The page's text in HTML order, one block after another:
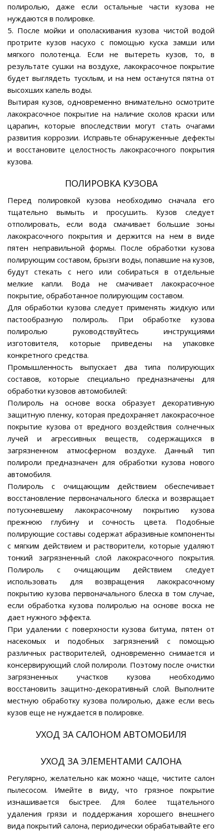
полиролью, даже если остальные части кузова не
нуждаются в полировке.
5. После мойки и ополаскивания кузова чистой водой
протрите кузов насухо с помощью куска замши или
мягкого полотенца. Если не вытереть кузов, то, в
результате сушки на воздухе, лакокрасочное покрытие
будет выглядеть тусклым, и на нем останутся пятна от
высохших капель воды.
Вытирая кузов, одновременно внимательно осмотрите
лакокрасочное покрытие на наличие сколов краски или
царапин, которые впоследствии могут стать очагами
развития коррозии. Исправьте обнаруженные дефекты
и восстановите целостность лакокрасочного покрытия
кузова.
ПОЛИРОВКА КУЗОВА
Перед полировкой кузова необходимо сначала его
тщательно вымыть и просушить. Кузов следует
отполировать, если вода смачивает большие зоны
лакокрасочного покрытия и держится на нем в виде
пятен неправильной формы. После обработки кузова
полирующим составом, брызги воды, попавшие на кузов,
будут стекать с него или собираться в отдельные
мелкие капли. Вода не смачивает лакокрасочное
покрытие, обработанное полирующим составом.
Для обработки кузова следует применять жидкую или
пастообразную полироль. При обработке кузова
полиролью руководствуйтесь инструкциями
изготовителя, которые приведены на упаковке
конкретного средства.
Промышленность выпускает два типа полирующих
составов, которые специально предназначены для
обработки кузовов автомобилей:
Полироль на основе воска образует декоративную
защитную пленку, которая предохраняет лакокрасочное
покрытие кузова от вредного воздействия солнечных
лучей и агрессивных веществ, содержащихся в
загрязненном атмосферном воздухе. Данный тип
полироли предназначен для обработки кузова нового
автомобиля.
Полироль с очищающим действием обеспечивает
восстановление первоначального блеска и возвращает
потускневшему лакокрасочному покрытию кузова
прежнюю глубину и сочность цвета. Подобные
полирующие составы содержат абразивные компоненты
с мягким действием и растворители, которые удаляют
тонкий загрязненный слой лакокрасочного покрытия.
Полироль с очищающим действием следует
использовать для возвращения лакокрасочному
покрытию кузова первоначального блеска в том случае,
если обработка кузова полиролью на основе воска не
дает нужного эффекта.
При удалении с поверхности кузова битума, пятен от
насекомых и подобных загрязнений с помощью
различных растворителей, одновременно снимается и
консервирующий слой полироли. Поэтому после очистки
загрязненных участков кузова необходимо
восстановить защитно-декоративный слой. Выполните
местную обработку кузова полиролью, даже если весь
кузов еще не нуждается в полировке.
УХОД ЗА САЛОНОМ АВТОМОБИЛЯ
УХОД ЗА ЭЛЕМЕНТАМИ САЛОНА
Регулярно, желательно как можно чаще, чистите салон
пылесосом. Имейте в виду, что грязное покрытие
изнашивается быстрее. Для более тщательного
удаления грязи и поддержания хорошего внешнего
вида покрытий салона, периодически обрабатывайте его